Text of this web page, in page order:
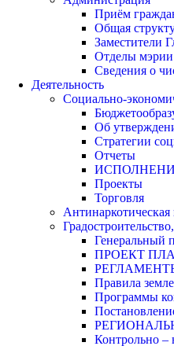
Приём
Общая
Заместители
Отделы мэрии
Сведения о
Деятельность
Социально-
Об
Стратегии
Отчеты
Проекты
Торговля
Антинаркотическая
Генеральный
ПРОЕКТ
Правила
Программы
Контрольно –